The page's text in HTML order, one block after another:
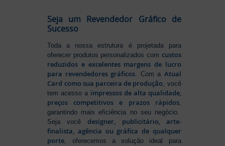
Seja um Revendedor Gráfico de
Sucesso
Toda a nossa estrutura é projetada para
oferecer produtos personalizados com custos
reduzidos e excelentes margens de lucro
para revendedores gráficos. Com a Atual
Card como sua parceira de produção, você
tem acesso a impressos de alta qualidade,
preços competitivos e prazos rápidos,
garantindo mais eficiência no seu negócio.
Seja vocêdesigner, publicitário, arte-
finalista, agência ou gráfica de qualquer
porte, oferecemos a solução ideal para